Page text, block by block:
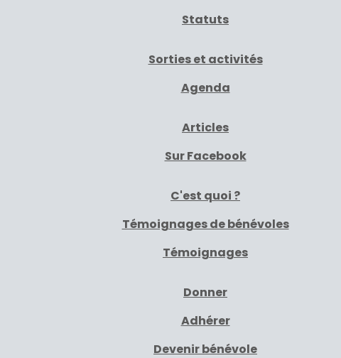
Statuts
Sorties et activités
Agenda
Articles
Sur Facebook
C'est quoi ?
Témoignages de bénévoles
Témoignages
Donner
Adhérer
Devenir bénévole